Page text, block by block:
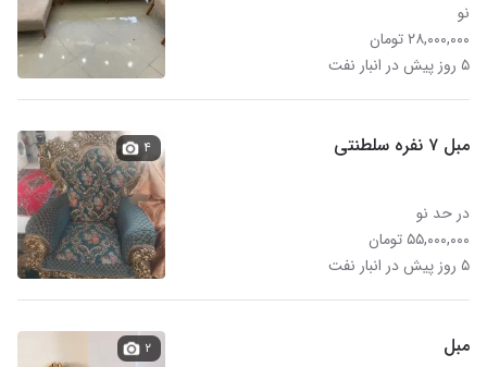
نو
۲۸,۰۰۰,۰۰۰ تومان
۵ روز پیش در انبار نفت
مبل ۷ نفره سلطنتی
در حد نو
۵۵,۰۰۰,۰۰۰ تومان
۵ روز پیش در انبار نفت
۴
مبل ۲